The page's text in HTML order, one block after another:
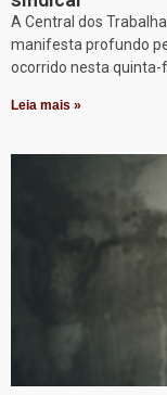
A Central dos
manifesta profundo
ocorrido nesta quinta-
Leia mais »